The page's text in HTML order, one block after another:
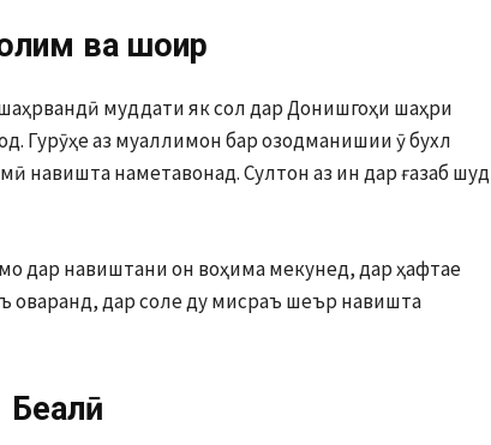
ва шоир
муддати як сол дар Донишгоҳи шаҳри
Гурӯҳе аз муаллимон бар озодманишии ӯ бухл
навишта наметавонад. Султон аз ин дар ғазаб шуд
дар навиштани он воҳима мекунед, дар ҳафтае
оваранд, дар соле ду мисраъ шеър навишта
Беақлӣ